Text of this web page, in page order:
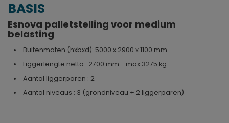
BASIS
Esnova palletstelling voor medium
belasting
Buitenmaten (hxbxd): 5000 x 2900 x 1100 mm
Liggerlengte netto : 2700 mm - max 3275 kg
Aantal liggerparen : 2
Aantal niveaus : 3 (grondniveau + 2 liggerparen)